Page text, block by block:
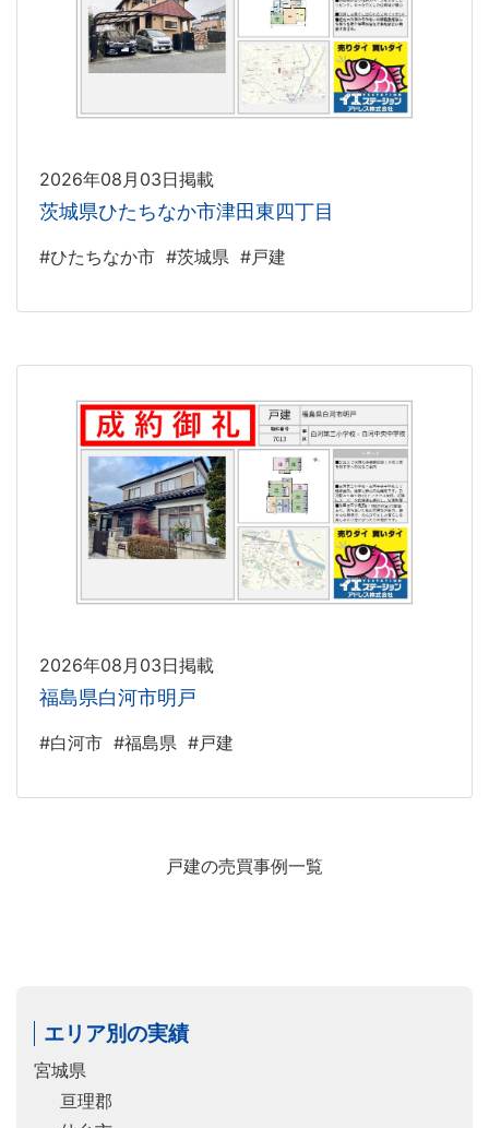
2026年08月03日掲載
茨城県ひたちなか市津田東四丁目
#ひたちなか市 #茨城県 #戸建
2026年08月03日掲載
福島県白河市明戸
#白河市 #福島県 #戸建
戸建の売買事例一覧
エリア別の実績
宮城県
亘理郡